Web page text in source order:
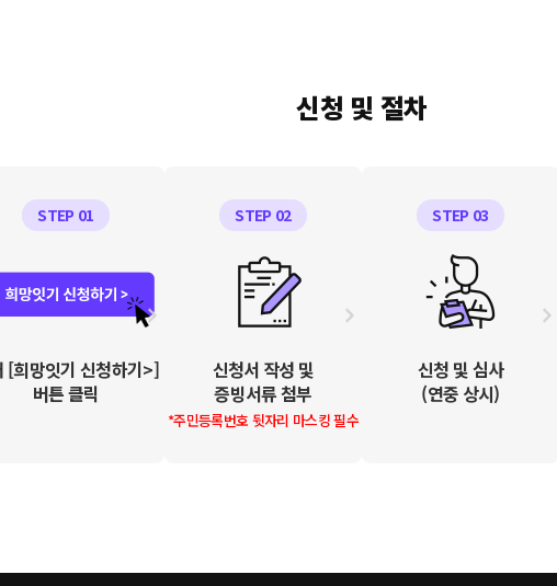
신청 및 절차
STEP 01
[희망잇기 신청하기>]
버튼 클릭
STEP 02
신청서 작성 및
증빙서류 첨부
*주민등록번호 뒷자리 마스킹 필수
STEP 03
신청 및 심사
(연중 상시)